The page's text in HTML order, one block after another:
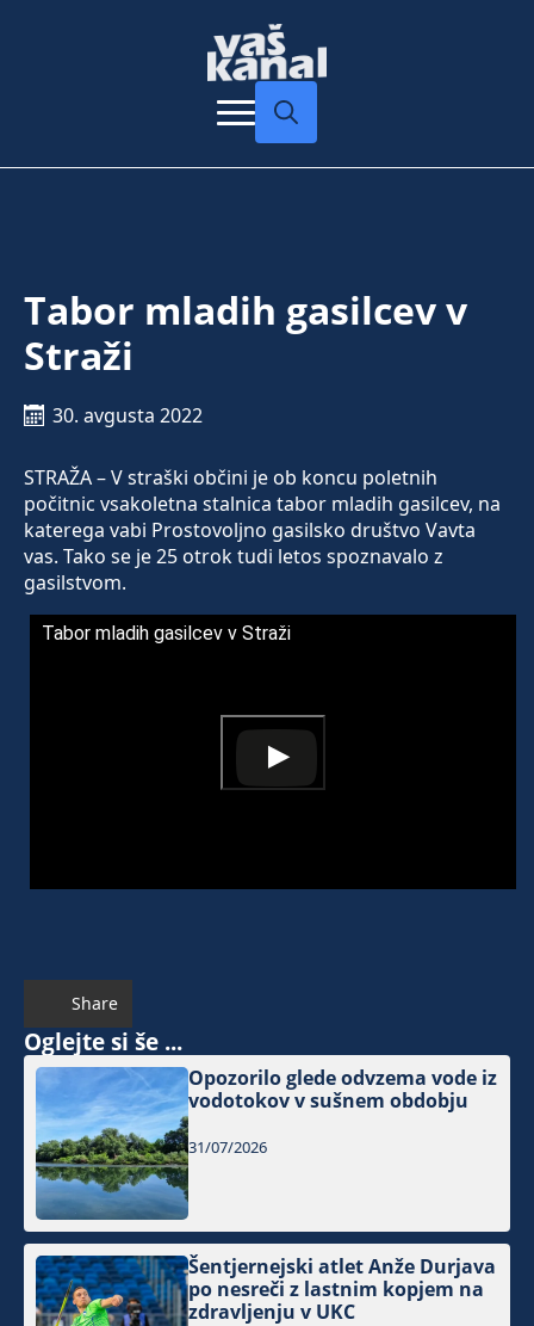
Tabor mladih gasilcev v
Straži
30. avgusta 2022
STRAŽA – V straški občini je ob koncu poletnih
počitnic vsakoletna stalnica tabor mladih gasilcev, na
katerega vabi Prostovoljno gasilsko društvo Vavta
vas. Tako se je 25 otrok tudi letos spoznavalo z
gasilstvom.
Tabor mladih gasilcev v Straži
Share
Oglejte si še ...
Opozorilo glede odvzema vode iz
vodotokov v sušnem obdobju
31/07/2026
Šentjernejski atlet Anže Durjava
po nesreči z lastnim kopjem na
zdravljenju v UKC